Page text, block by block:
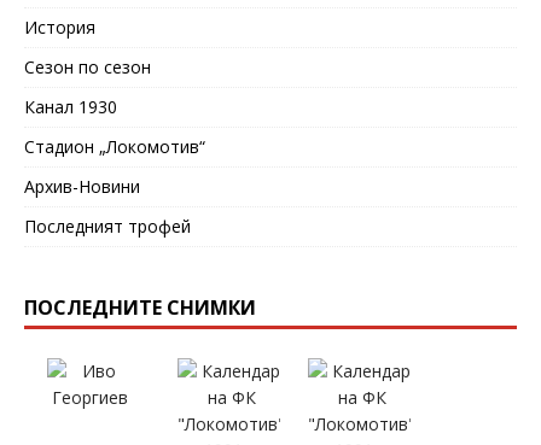
История
Сезон по сезон
Канал 1930
Стадион „Локомотив“
Архив-Новини
Последният трофей
ПОСЛЕДНИТЕ СНИМКИ